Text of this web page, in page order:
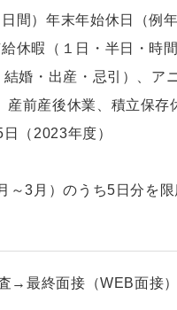
間）年末年始休日（例
休暇（１日・半日・時
婚・出産・忌引）、ア
前産後休業、積立保存
（2023年度）
3月）のうち5日分を限
→最終面接（WEB面接）